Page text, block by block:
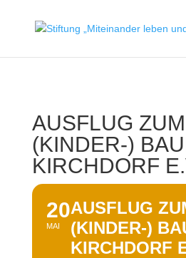
AUSFLUG ZUM
(KINDER-)
KIRCHDORF
20
MAI
AUSFLUG
(KINDER-)
KIRCHDORF